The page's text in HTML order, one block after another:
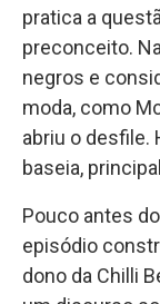
pratica a
preconceito.
negros e
moda, como
abriu o desfile.
baseia,
Pouco antes
episódio
dono da Chilli